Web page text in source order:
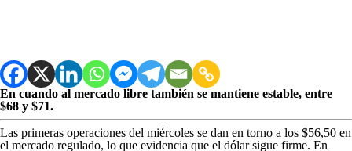
En cuando al mercado libre también se mantiene estable, entre
$68 y $71.
Las primeras operaciones del miércoles se dan en torno a los $56,50 en
el mercado regulado, lo que evidencia que el dólar sigue firme. En